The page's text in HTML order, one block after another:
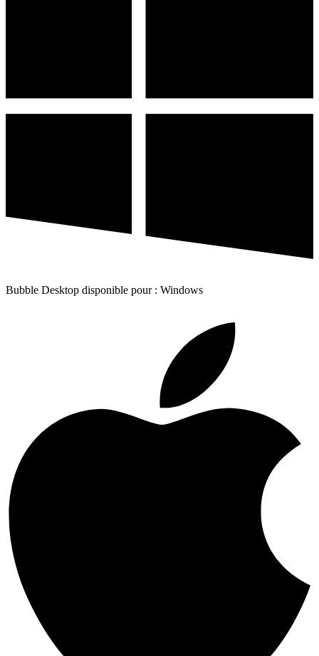
Bubble Desktop disponible pour : Windows